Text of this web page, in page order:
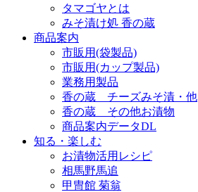
タマゴヤとは
みそ漬け処 香の蔵
商品案内
市販用(袋製品)
市販用(カップ製品)
業務用製品
香の蔵 チーズみそ漬・他
香の蔵 その他お漬物
商品案内データDL
知る・楽しむ
お漬物活用レシピ
相馬野馬追
甲冑館 菊翁